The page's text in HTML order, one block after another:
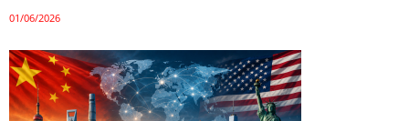
01/06/2026